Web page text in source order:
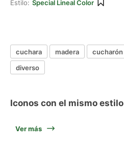
Estilo: Special Lineal Color
cuchara madera cucharón
diverso
Iconos con el mismo
Ver más